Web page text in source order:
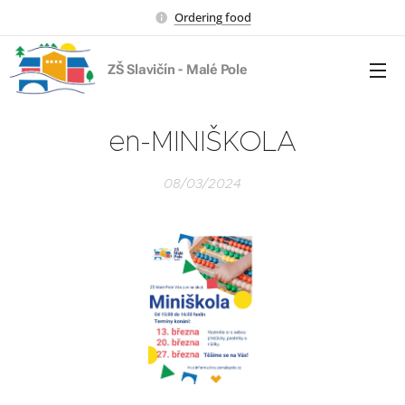
Ordering food
ZŠ Slavičín - Malé Pole
en-MINIŠKOLA
08/03/2024